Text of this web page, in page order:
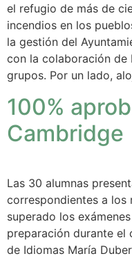
el refugio de más de
incendios en los
la gestión del
con la colaboración
grupos. Por un lado,
100%
Cambridge
Las 30 alumnas
correspondientes a los
superado los
preparación durante el
de Idiomas María